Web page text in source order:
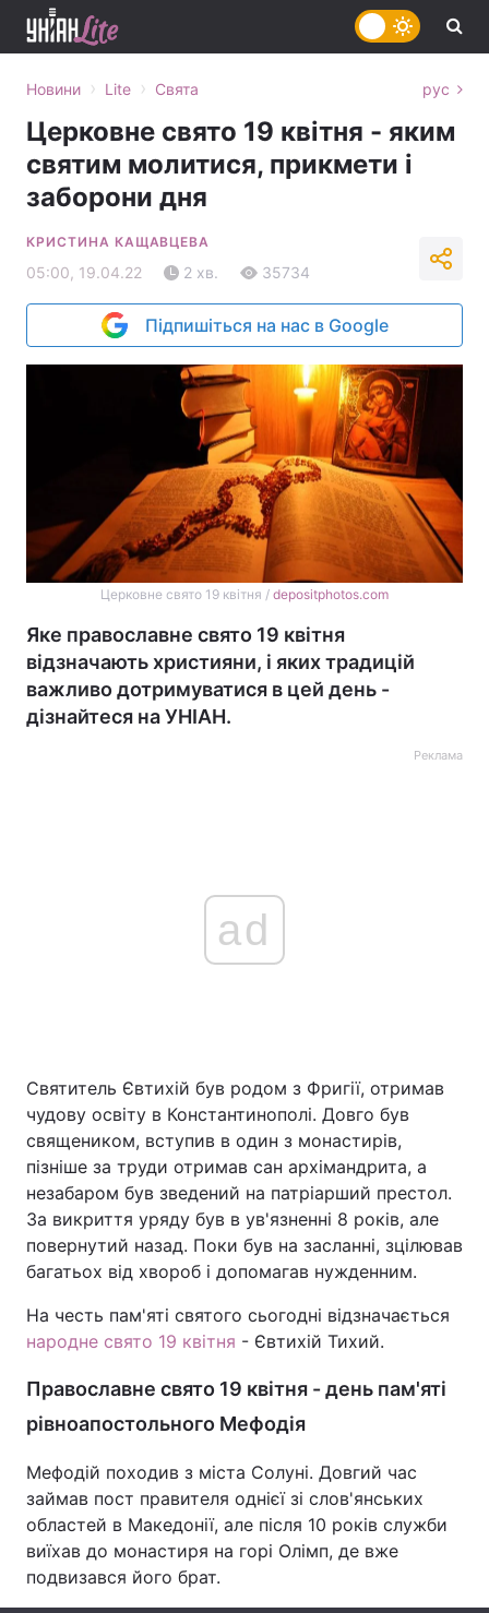
Україна Політика
Економіка Світ
Спорт Наука
Техно і зв'язок
Зброя Інциденти
Лонгріди
Відео з Youtube
Новини › Lite › Свята рус
Церковне свято 19 квітня - яким
святим молитися, прикмети і
заборони дня
КРИСТИНА КАЩАВЦЕВА
05:00, 19.04.22 2 хв. 35734
Підпишіться на нас в Google
Церковне свято 19 квітня / depositphotos.com
Яке православне свято 19 квітня
відзначають християни, і яких традицій
важливо дотримуватися в цей день -
дізнайтеся на УНІАН.
Реклама
ad
Святитель Євтихій був родом з Фригії, отримав
чудову освіту в Константинополі. Довго був
священиком, вступив в один з монастирів,
пізніше за труди отримав сан архімандрита, а
незабаром був зведений на патріарший престол.
За викриття уряду був в ув'язненні 8 років, але
повернутий назад. Поки був на засланні, зцілював
багатьох від хвороб і допомагав нужденним.
На честь пам'яті святого сьогодні відзначається
народне свято 19 квітня - Євтихій Тихий.
Православне свято 19 квітня - день пам'яті
рівноапостольного Мефодія
Мефодій походив з міста Солуні. Довгий час
займав пост правителя однієї зі слов'янських
областей в Македонії, але після 10 років служби
виїхав до монастиря на горі Олімп, де вже
подвизався його брат.